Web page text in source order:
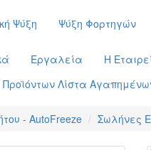
Ψύξη
Ψύξη Φορτηγών
Εργαλεία
Η
Προϊόντων Λίστα
- AutoFreeze Σωλήνες